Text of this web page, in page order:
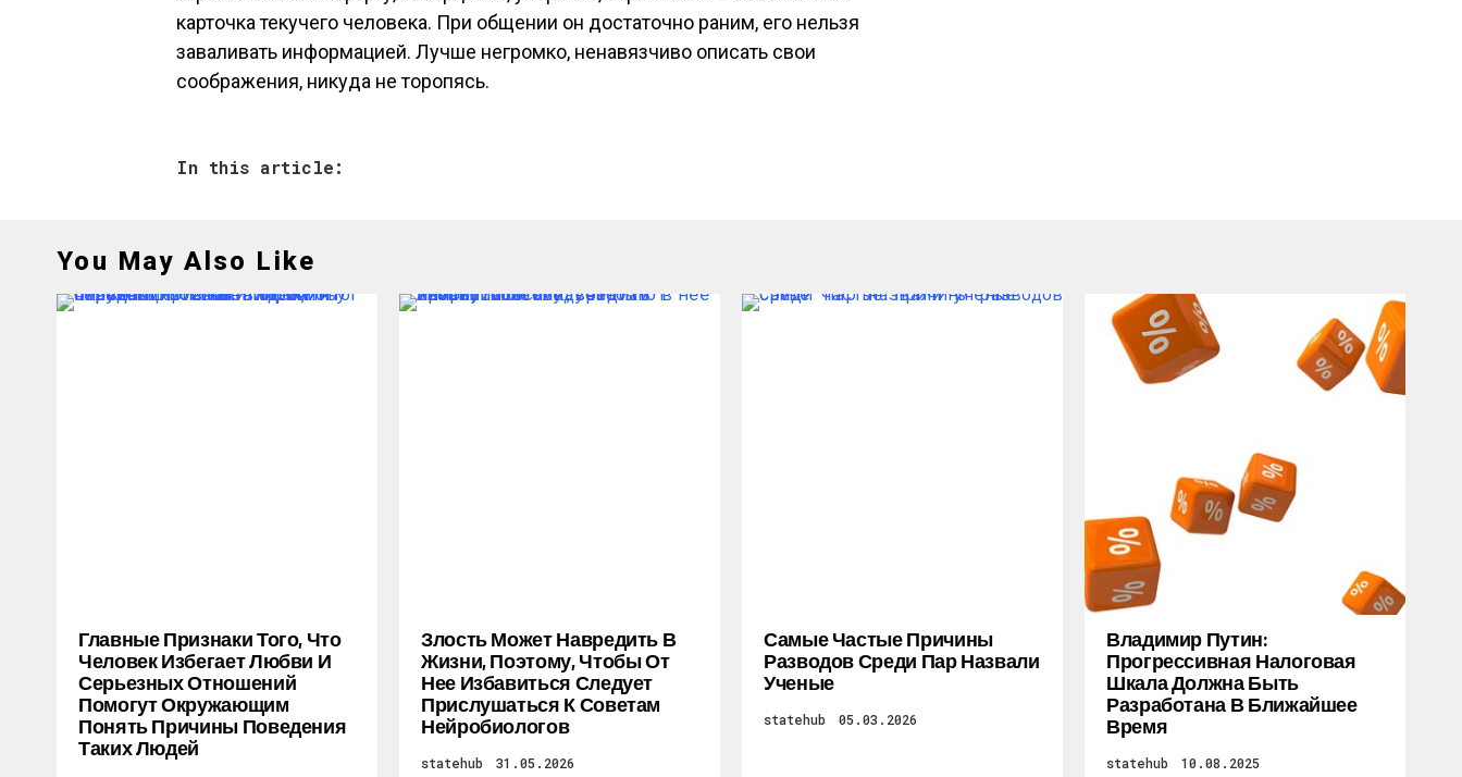
карточка текучего человека. При общении он достаточно раним, его нельзя
заваливать информацией. Лучше негромко, ненавязчиво описать свои
соображения, никуда не торопясь.
In this article:
You May Also Like
Главные Признаки Того, Что
Человек Избегает Любви И
Серьезных Отношений
Помогут Окружающим
Понять Причины Поведения
Таких Людей
Злость Может Навредить В
Жизни, Поэтому, Чтобы От
Нее Избавиться Следует
Прислушаться К Советам
Нейробиологов
statehub 31.05.2026
Самые Частые Причины
Разводов Среди Пар Назвали
Ученые
statehub 05.03.2026
Владимир Путин:
Прогрессивная Налоговая
Шкала Должна Быть
Разработана В Ближайшее
Время
statehub 10.08.2025